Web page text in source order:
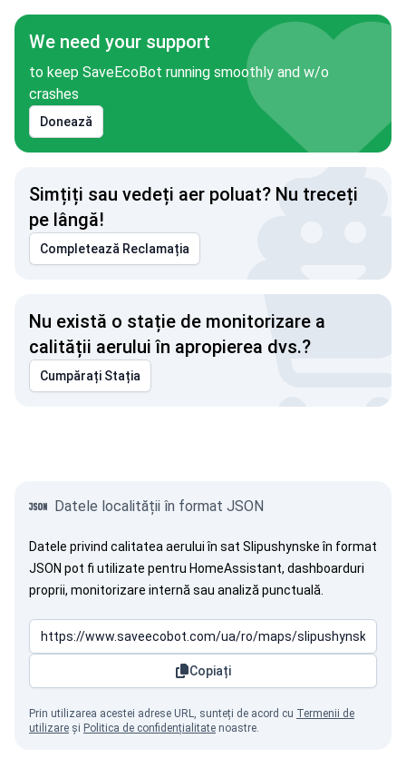
We need your support
to keep SaveEcoBot running smoothly and w/o
crashes
Donează
Simțiți sau vedeți aer poluat? Nu treceți
pe lângă!
Completează Reclamația
Nu există o stație de monitorizare a
calității aerului în apropierea dvs.?
Cumpărați Stația
Datele localității în format JSON
Datele privind calitatea aerului în sat Slipushynske în format
JSON pot fi utilizate pentru HomeAssistant, dashboarduri
proprii, monitorizare internă sau analiză punctuală.
Copiați
Prin utilizarea acestei adrese URL, sunteți de acord cu Termenii de
utilizare și Politica de confidențialitate noastre.